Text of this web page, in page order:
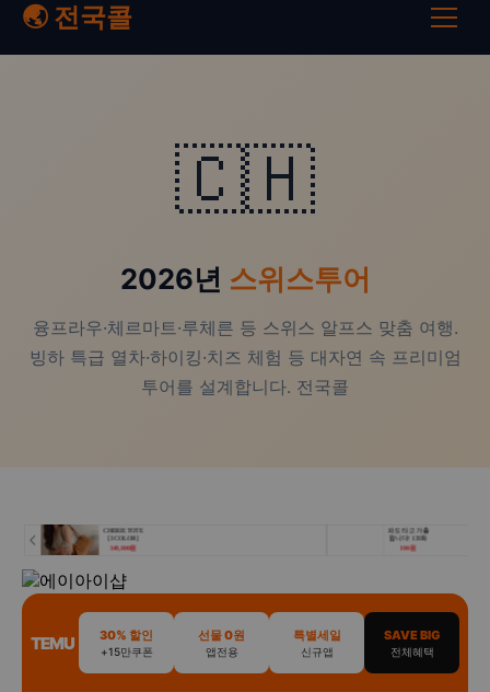
🌏 전국콜
🇨🇭
2026년 스위스투어
융프라우·체르마트·루체른 등 스위스 알프스 맞춤 여행.
빙하 특급 열차·하이킹·치즈 체험 등 대자연 속 프리미엄
투어를 설계합니다. 전국콜
TEMU 30% 할인
+15만쿠폰
선물 0원
앱전용
특별세일
신규앱
SAVE BIG
전체혜택